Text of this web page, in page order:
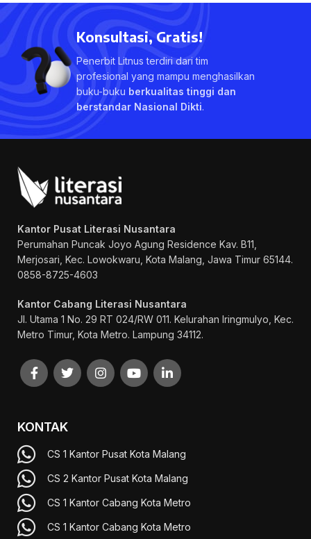
Konsultasi, Gratis!
Penerbit Litnus terdiri dari tim
profesional yang mampu menghasilkan
buku-buku berkualitas tinggi dan
berstandar Nasional Dikti.
Kantor Pusat Literasi Nusantara
Perumahan Puncak Joyo Agung Residence Kav. B11,
Merjosari, Kec. Lowokwaru, Kota Malang, Jawa Timur 65144.
0858-8725-4603
Kantor Cabang Literasi Nusantara
Jl. Utama 1 No. 29 RT 024/RW 011. Kelurahan Iringmulyo, Kec.
Metro Timur, Kota Metro. Lampung 34112.
KONTAK
CS 1 Kantor Pusat Kota Malang
CS 2 Kantor Pusat Kota Malang
CS 1 Kantor Cabang Kota Metro
CS 1 Kantor Cabang Kota Metro